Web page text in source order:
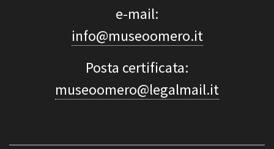
e-mail:
info@museoomero.it
Posta certificata:
museoomero@legalmail.it